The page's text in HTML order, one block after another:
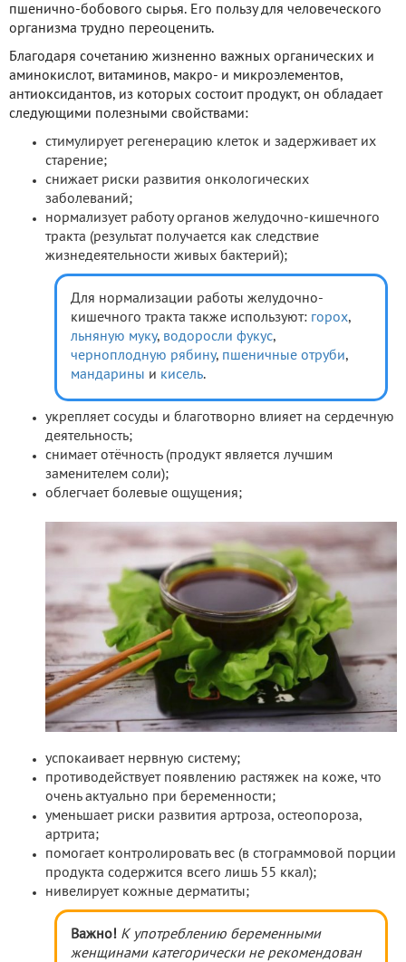
пшенично-бобового сырья. Его пользу для человеческого
организма трудно переоценить.
Благодаря сочетанию жизненно важных органических и
аминокислот, витаминов, макро- и микроэлементов,
антиоксидантов, из которых состоит продукт, он обладает
следующими полезными свойствами:
стимулирует регенерацию клеток и задерживает их
старение;
снижает риски развития онкологических
заболеваний;
нормализует работу органов желудочно-кишечного
тракта (результат получается как следствие
жизнедеятельности живых бактерий);
Для нормализации работы желудочно-
кишечного тракта также используют: горох,
льняную муку, водоросли фукус,
черноплодную рябину, пшеничные отруби,
мандарины и кисель.
укрепляет сосуды и благотворно влияет на сердечную
деятельность;
снимает отёчность (продукт является лучшим
заменителем соли);
облегчает болевые ощущения;
успокаивает нервную систему;
противодействует появлению растяжек на коже, что
очень актуально при беременности;
уменьшает риски развития артроза, остеопороза,
артрита;
помогает контролировать вес (в стограммовой порции
продукта содержится всего лишь 55 ккал);
нивелирует кожные дерматиты;
Важно! К употреблению беременными
женщинами категорически не рекомендован